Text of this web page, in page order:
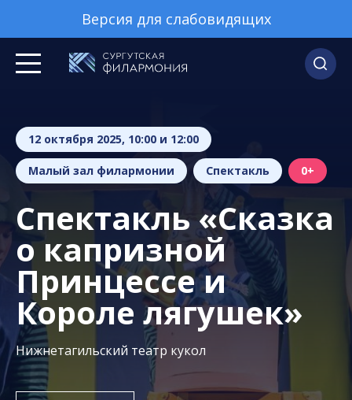
Версия для слабовидящих
12 октября 2025, 10:00 и 12:00
Малый зал филармонии Спектакль 0+
Спектакль «Сказка
о капризной
Принцессе и
Короле лягушек»
Нижнетагильский театр кукол